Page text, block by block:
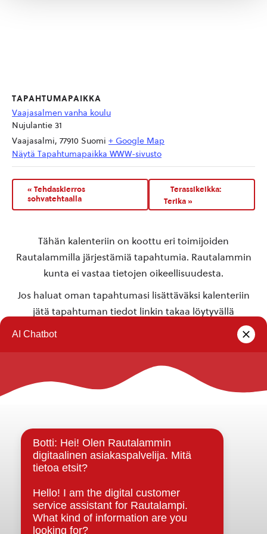
TAPAHTUMAPAIKKA
Vaajasalmen vanha koulu
Nujulantie 31
Vaajasalmi, 77910 Suomi + Google Map
Näytä Tapahtumapaikka WWW-sivusto
« Tehdaskierros
sohvatehtaalla
Terassikeikka:
Terika»
Tähän kalenteriin on koottu eri toimijoiden
Rautalammilla järjestämiä tapahtumia. Rautalammin
kunta ei vastaa tietojen oikeellisuudesta.
Jos haluat oman tapahtumasi lisättäväksi kalenteriin
jätä tapahtuman tiedot linkin takaa löytyvällä
Rautalammin kunta
Strategiat, ohjelmat, ohjeet, suunnitelmat, säännöt ja
sopimukset
Asiakirjajulkisuuskuvaus
Evästeet
Saavutettavuusseloste
Tietosuoja